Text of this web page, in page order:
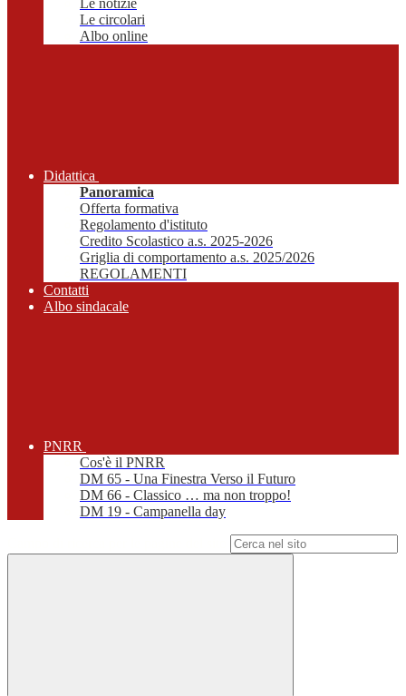
Le notizie
Le circolari
Albo online
Didattica
Panoramica
Offerta formativa
Regolamento d'istituto
Credito Scolastico a.s. 2025-2026
Griglia di comportamento a.s. 2025/2026
REGOLAMENTI
Contatti
Albo sindacale
PNRR
Cos'è il PNRR
DM 65 - Una Finestra Verso il Futuro
DM 66 - Classico … ma non troppo!
DM 19 - Campanella day